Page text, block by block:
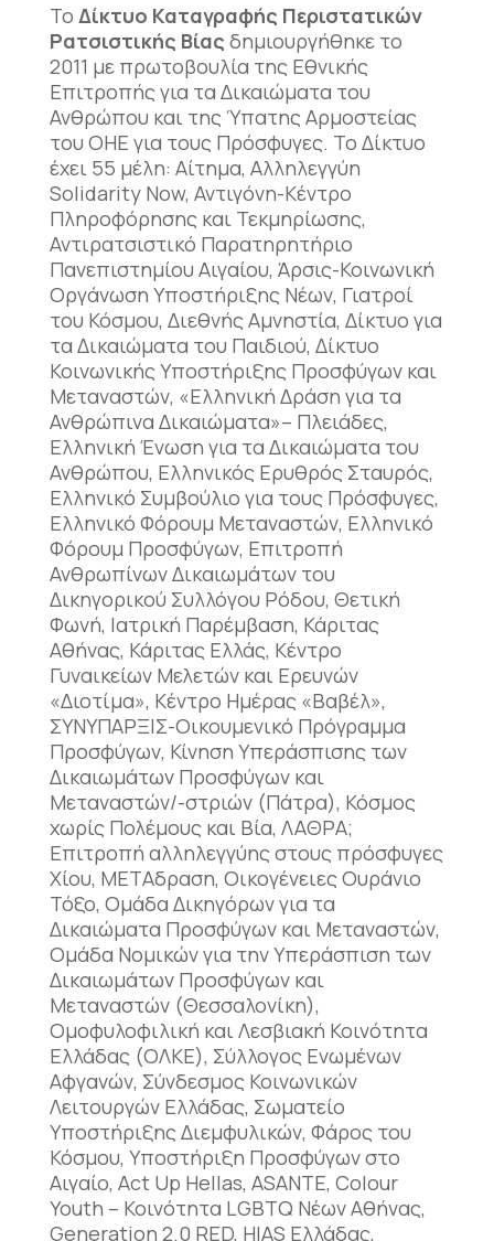
Το Δίκτυο Καταγραφής Περιστατικών
Ρατσιστικής Βίας δημιουργήθηκε το
2011 με πρωτοβουλία της Εθνικής
Επιτροπής για τα Δικαιώματα του
Ανθρώπου και της Ύπατης Αρμοστείας
του ΟΗΕ για τους Πρόσφυγες. Το Δίκτυο
έχει 55 μέλη: Αίτημα, Αλληλεγγύη
Solidarity Now, Αντιγόνη-Κέντρο
Πληροφόρησης και Τεκμηρίωσης,
Αντιρατσιστικό Παρατηρητήριο
Πανεπιστημίου Αιγαίου, Άρσις-Κοινωνική
Οργάνωση Υποστήριξης Νέων, Γιατροί
του Κόσμου, Διεθνής Αμνηστία, Δίκτυο για
τα Δικαιώματα του Παιδιού, Δίκτυο
Κοινωνικής Υποστήριξης Προσφύγων και
Μεταναστών, «Ελληνική Δράση για τα
Ανθρώπινα Δικαιώματα»– Πλειάδες,
Ελληνική Ένωση για τα Δικαιώματα του
Ανθρώπου, Ελληνικός Ερυθρός Σταυρός,
Ελληνικό Συμβούλιο για τους Πρόσφυγες,
Ελληνικό Φόρουμ Μεταναστών, Ελληνικό
Φόρουμ Προσφύγων, Επιτροπή
Ανθρωπίνων Δικαιωμάτων του
Δικηγορικού Συλλόγου Ρόδου, Θετική
Φωνή, Ιατρική Παρέμβαση, Κάριτας
Αθήνας, Κάριτας Ελλάς, Κέντρο
Γυναικείων Μελετών και Ερευνών
«Διοτίμα», Κέντρο Ημέρας «Βαβέλ»,
ΣΥΝΥΠΑΡΞΙΣ-Οικουμενικό Πρόγραμμα
Προσφύγων, Κίνηση Υπεράσπισης των
Δικαιωμάτων Προσφύγων και
Μεταναστών/-στριών (Πάτρα), Κόσμος
χωρίς Πολέμους και Βία, ΛΑΘΡΑ;
Επιτροπή αλληλεγγύης στους πρόσφυγες
Χίου, ΜETAδραση, Οικογένειες Ουράνιο
Τόξο, Ομάδα Δικηγόρων για τα
Δικαιώματα Προσφύγων και Μεταναστών,
Ομάδα Νομικών για την Υπεράσπιση των
Δικαιωμάτων Προσφύγων και
Μεταναστών (Θεσσαλονίκη),
Ομοφυλοφιλική και Λεσβιακή Κοινότητα
Ελλάδας (ΟΛΚΕ), Σύλλογος Ενωμένων
Αφγανών, Σύνδεσμος Κοινωνικών
Λειτουργών Ελλάδας, Σωματείο
Υποστήριξης Διεμφυλικών, Φάρος του
Κόσμου, Υποστήριξη Προσφύγων στο
Αιγαίο, Act Up Hellas, ASANTE, Colour
Youth – Κοινότητα LGBTQ Νέων Αθήνας,
Generation 2.0 RED, HIAS Ελλάδας,